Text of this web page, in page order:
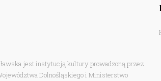
jest instytucją kultury prowadzoną przez
Dolnośląskiego i Ministerstwo